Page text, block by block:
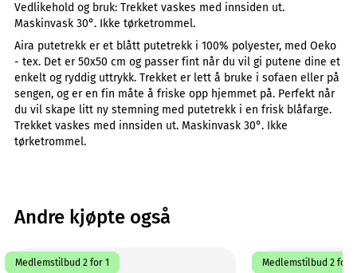
Vedlikehold og bruk: Trekket vaskes med innsiden ut.
Maskinvask 30°. Ikke tørketrommel.
Aira putetrekk er et blått putetrekk i 100% polyester, med Oeko
- tex. Det er 50x50 cm og passer fint når du vil gi putene dine et
enkelt og ryddig uttrykk. Trekket er lett å bruke i sofaen eller på
sengen, og er en fin måte å friske opp hjemmet på. Perfekt når
du vil skape litt ny stemning med putetrekk i en frisk blåfarge.
Trekket vaskes med innsiden ut. Maskinvask 30°. Ikke
tørketrommel.
Andre kjøpte også
Medlemstilbud 2 for 1 Medlemstilbud 2 for 1